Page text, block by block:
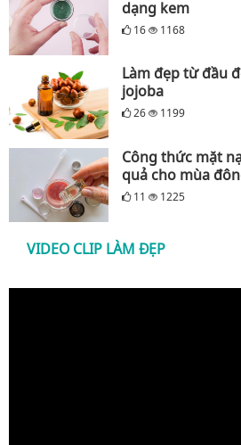
dạng kem
16 1168
Làm đẹp từ đầu
jojoba
26 1199
Công thức mặt
quả cho mùa
11 1225
VIDEO CLIP LÀM ĐẸP